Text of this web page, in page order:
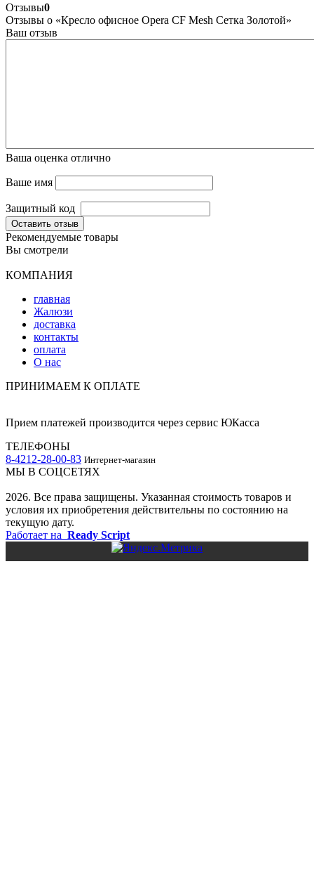
Отзывы0
Отзывы о «Кресло офисное Opera CF Mesh Сетка Золотой»
Ваш отзыв
Ваша оценка отлично
Ваше имя
Защитный код
Оставить отзыв
Рекомендуемые товары
Вы смотрели
КОМПАНИЯ
главная
Жалюзи
доставка
контакты
оплата
О нас
ПРИНИМАЕМ К ОПЛАТЕ
Прием платежей производится через сервис ЮКасса
ТЕЛЕФОНЫ
8-4212-28-00-83 Интернет-магазин
МЫ В СОЦСЕТЯХ
2026. Все права защищены. Указанная стоимость товаров и
условия их приобретения действительны по состоянию на
текущую дату.
Работает на Ready Script